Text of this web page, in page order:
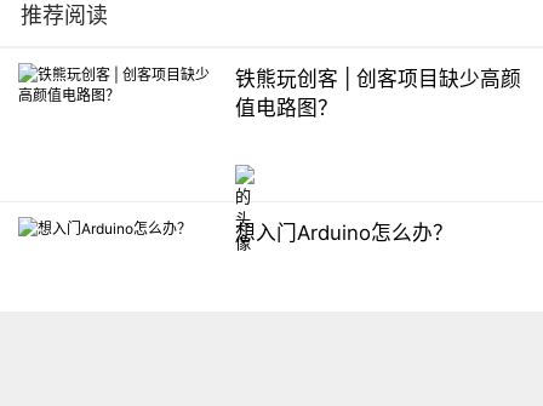
推荐阅读
铁熊玩创客 | 创客项目缺少高颜
值电路图？
想入门Arduino怎么办？